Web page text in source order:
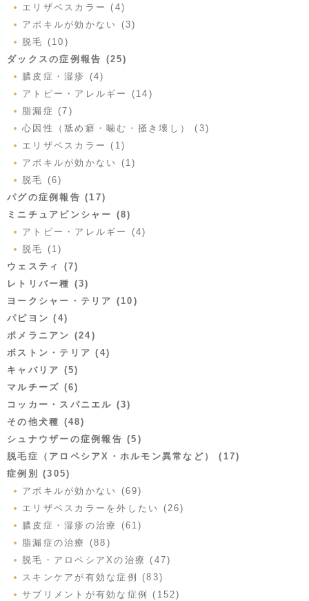
エリザベスカラー (4)
アポキルが効かない (3)
脱毛 (10)
ダックスの症例報告 (25)
膿皮症・湿疹 (4)
アトピー・アレルギー (14)
脂漏症 (7)
心因性（舐め癖・噛む・掻き壊し） (3)
エリザベスカラー (1)
アポキルが効かない (1)
脱毛 (6)
パグの症例報告 (17)
ミニチュアピンシャー (8)
アトピー・アレルギー (4)
脱毛 (1)
ウェスティ (7)
レトリバー種 (3)
ヨークシャー・テリア (10)
パピヨン (4)
ポメラニアン (24)
ボストン・テリア (4)
キャバリア (5)
マルチーズ (6)
コッカー・スパニエル (3)
その他犬種 (48)
シュナウザーの症例報告 (5)
脱毛症（アロペシアX・ホルモン異常など） (17)
症例別 (305)
アポキルが効かない (69)
エリザベスカラーを外したい (26)
膿皮症・湿疹の治療 (61)
脂漏症の治療 (88)
脱毛・アロペシアXの治療 (47)
スキンケアが有効な症例 (83)
サプリメントが有効な症例 (152)